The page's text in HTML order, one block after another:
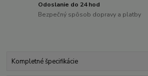
Odoslanie do 24 hod
Bezpečný spôsob dopravy a platby
Kompletné špecifikácie